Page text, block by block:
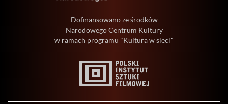
Dofinansowano ze środków
Narodowego Centrum Kultury
w ramach programu "Kultura w sieci"